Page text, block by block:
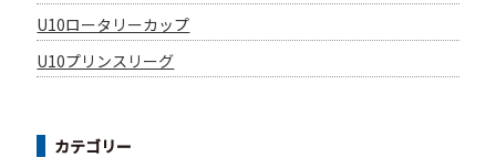
U10ロータリーカップ
U10プリンスリーグ
カテゴリー